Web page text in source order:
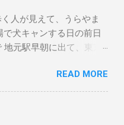
てた時、滅多にやらな
いの元気はありました。
10月 10日 私が山に登
この動物病院で、「イヌ
すぐに提案された２つ
う一つの方に予約を取り
人が見えて、うらやま
犬キャンする日の前日
元駅早朝に出て、東京
とはずいぶん違います。
はよー、とか挨拶してお
す。 なんか、どこかの
りると、ちょうどしら
READ MORE